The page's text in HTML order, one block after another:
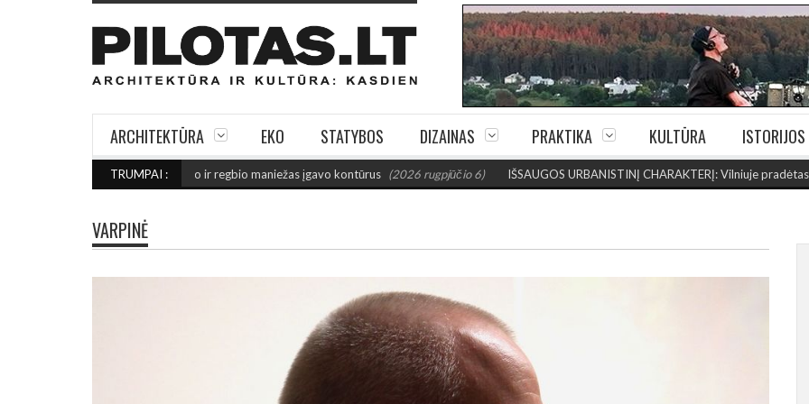
ARCHITEKTŪRA EKO STATYBOS DIZAINAS PRAKTIKA KULTŪRA ISTORIJOS
TRUMPAI :
FINIŠO: Šiaulių futbolo ir regbio maniežas įgavo kontūrus (2026 rugpjūčio 6) IŠSAUGOS URBANISTINĮ CHARAKTERĮ: Vilniuje pradėtas Jogailos
VARPINĖ